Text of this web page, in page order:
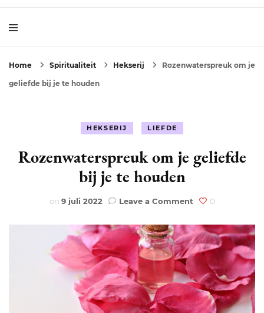
Home Spiritualiteit Hekserij Rozenwaterspreuk om je
geliefde bij je te houden
HEKSERIJ LIEFDE
Rozenwaterspreuk om je geliefde
bij je te houden
on 9 juli 2022 Leave a Commenton
om
je
geliefde
te
houden
0